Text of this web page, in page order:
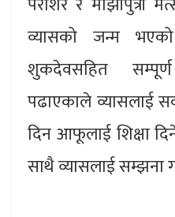
व्यासको जन्म
शुकदेवसहित
पढाएकाले व्यासलाई
दिन आफूलाई शिक्षा
साथै व्यासलाई सम्झना